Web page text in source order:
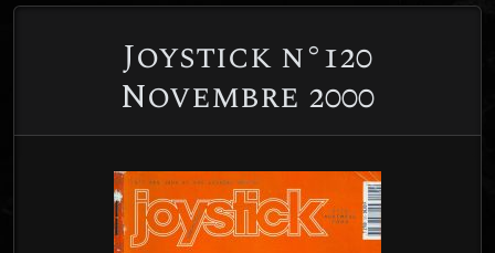
Joystick n°120
Novembre 2000